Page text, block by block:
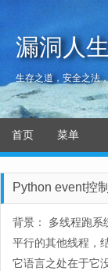
漏洞人
生存之道，安全之法
首页 菜单
Python event控
背景： 多线程跑系
平行的其他线程，
它语言之处在于它